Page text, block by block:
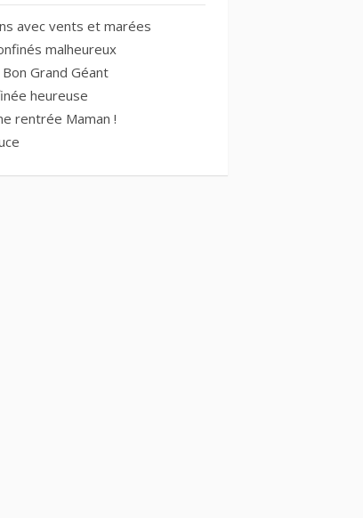
avec vents et marées
malheureux
Grand Géant
heureuse
rentrée Maman !